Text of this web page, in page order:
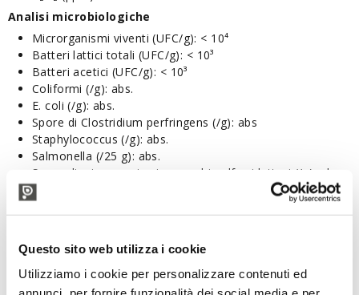
Questo sito web utilizza i cookie
Utilizziamo i cookie per personalizzare contenuti ed
Analisi microbiologiche
Microrganismi viventi (UFC/g): < 10⁴
Batteri lattici totali (UFC/g): < 10³
Batteri acetici (UFC/g): < 10³
Coliformi (/g): abs.
E. coli (/g): abs.
Spore di Clostridium perfringens (/g): abs
Staphylococcus (/g): abs.
Salmonella (/25 g): abs.
Spore di microrganismi anaerobi solfo-riduttori (/g): abs.
Lieviti (UFC/g): < 10³
Condizioni enologiche
Temperature: non ci sono controindicazioni particolari nelle
normali condizioni di conservazione dei vini.